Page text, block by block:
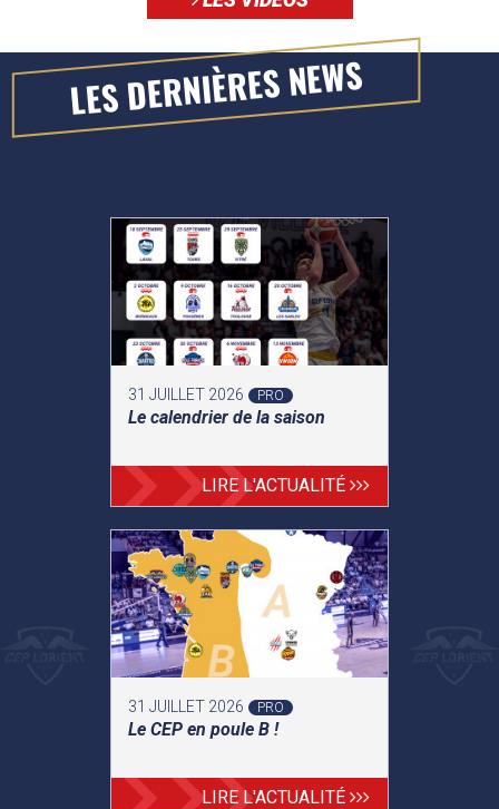
LES DERNIÈRES NEWS
31 JUILLET 2026 PRO
Le calendrier de la saison
LIRE L'ACTUALITÉ
31 JUILLET 2026 PRO
Le CEP en poule B !
LIRE L'ACTUALITÉ